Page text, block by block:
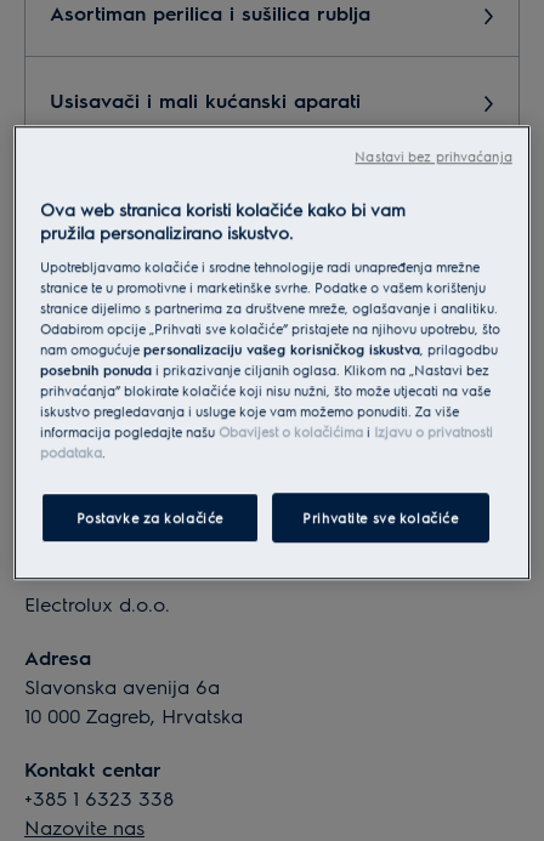
Asortiman perilica i sušilica rublja
Usisavači i mali kućanski aparati
Servis, reklamacije, postprodaja
Suradnja - partneri
Narudžba dodatne opreme i pribora
Electrolux d.o.o.
Adresa
Slavonska avenija 6a
10 000 Zagreb, Hrvatska
Kontakt centar
+385 1 6323 338
Nazovite nas
Ova web stranica koristi kolačiće kako bi vam
pružila personalizirano iskustvo.
Upotrebljavamo kolačiće i srodne tehnologije radi unapređenja mrežne
stranice te u promotivne i marketinške svrhe. Podatke o vašem korištenju
stranice dijelimo s partnerima za društvene mreže, oglašavanje i analitiku.
Odabirom opcije „Prihvati sve kolačiće” pristajete na njihovu upotrebu, što
nam omogućujepersonalizaciju vašeg korisničkog iskustva, prilagodbu
posebnih ponuda i prikazivanje ciljanih oglasa. Klikom na „Nastavi bez
prihvaćanja” blokirate kolačiće koji nisu nužni, što može utjecati na vaše
iskustvo pregledavanja i usluge koje vam možemo ponuditi. Za više
informacija pogledajte našu Obavijest o kolačićima i Izjavu o privatnosti
podataka.
Postavke za kolačiće Prihvatite sve kolačiće
Nastavi bez prihvaćanja